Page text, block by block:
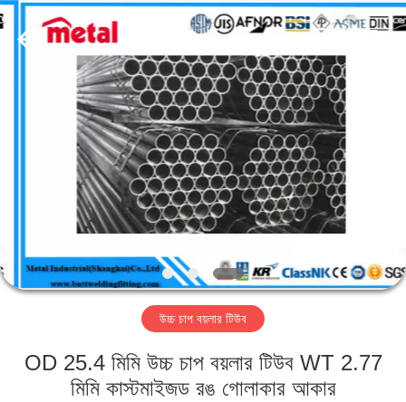
কারখানা
TOBO
STEEL
GROUP
CHINA.
উচ্চ চাপ বয়লার টিউব
OD 25.4 মিমি উচ্চ চাপ বয়লার টিউব WT 2.77
মিমি কাস্টমাইজড রঙ গোলাকার আকার